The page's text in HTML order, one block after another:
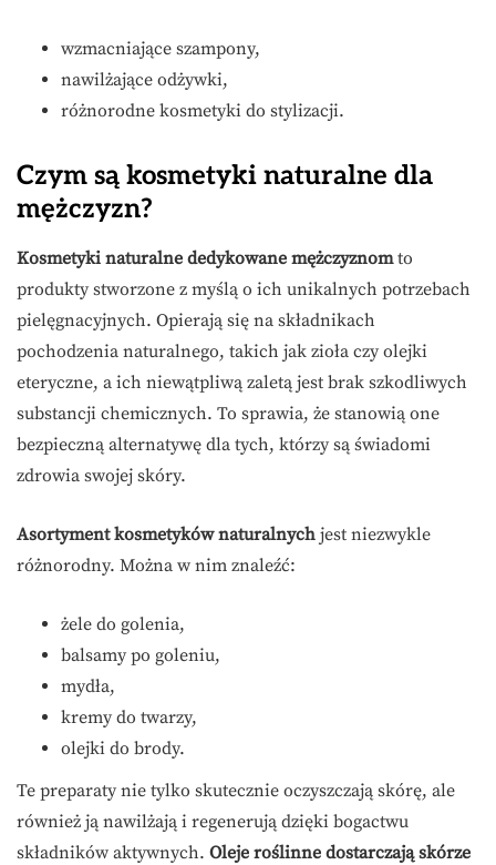
wzmacniające szampony,
nawilżające odżywki,
różnorodne kosmetyki do stylizacji.
Czym są kosmetyki naturalne dla
mężczyzn?
Kosmetyki naturalne dedykowane mężczyznomto
produkty stworzone z myślą o ich unikalnych potrzebach
pielęgnacyjnych. Opierają się na składnikach
pochodzenia naturalnego, takich jak zioła czy olejki
eteryczne, a ich niewątpliwą zaletą jest brak szkodliwych
substancji chemicznych. To sprawia, że stanowią one
bezpieczną alternatywę dla tych, którzy są świadomi
zdrowia swojej skóry.
Asortyment kosmetyków naturalnych jest niezwykle
różnorodny. Można w nim znaleźć:
żele do golenia,
balsamy po goleniu,
mydła,
kremy do twarzy,
olejki do brody.
Te preparaty nie tylko skutecznie oczyszczają skórę, ale
również ją nawilżają i regenerują dzięki bogactwu
składników aktywnych. Oleje roślinne dostarczają skórze